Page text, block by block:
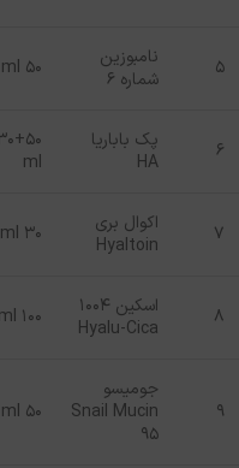
۵
نامبوزین
شماره ۶
۵۰ ml
۶
پک باباریا
HA
+۵۰
ml
۷
اکوال بری
Hyaltoin
۳۰ ml
۸ اسکین 1004
Hyalu-Cica
۱۰۰ ml
۹
جومیسو
Snail Mucin
95
۵۰ ml